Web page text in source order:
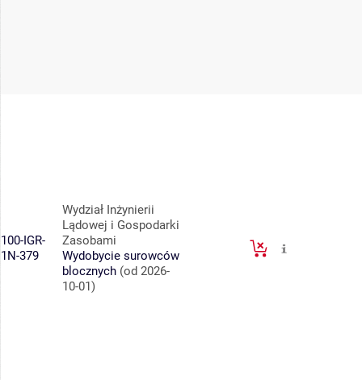
100-IGR-
1N-379
Wydział Inżynierii
Lądowej i Gospodarki
Zasobami
Wydobycie surowców
blocznych (od 2026-
10-01)